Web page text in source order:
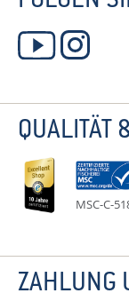
QUALITÄT
MSC-C-
ZAHLUNG